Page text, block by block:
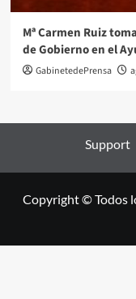
Mª Carmen Ruiz
de Gobierno en el
GabinetedePrensa
Support
Copyright © Todos